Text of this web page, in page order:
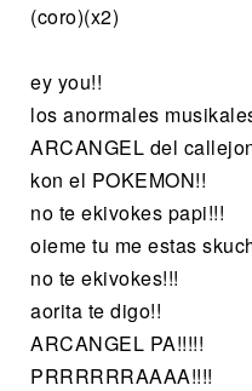
(coro)(x2)
ey you!!
los anormales
ARCANGEL del
kon el POKEMON!!
no te ekivokes papi!!!
oieme tu me estas
no te ekivokes!!!
aorita te digo!!
ARCANGEL PA!!!!!
PRRRRRRAAAA!!!!